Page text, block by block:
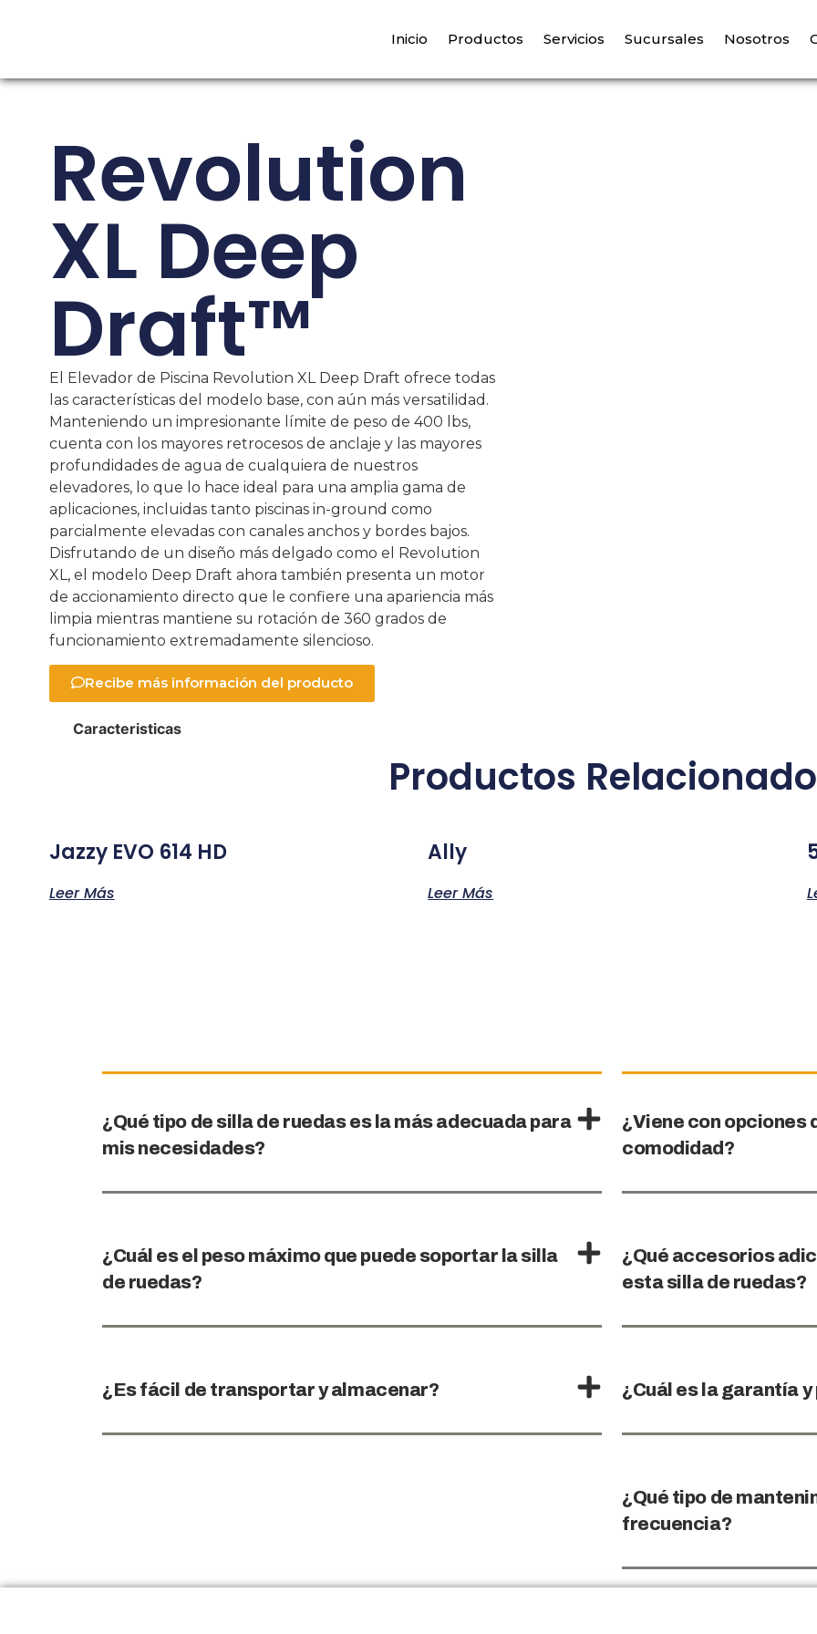
Inicio Productos Servicios Sucursales Nosotros
Revolution
XL Deep
Draft™
El Elevador de Piscina Revolution XL Deep Draft ofrece todas
las características del modelo base, con aún más versatilidad.
Manteniendo un impresionante límite de peso de 400 lbs,
cuenta con los mayores retrocesos de anclaje y las mayores
profundidades de agua de cualquiera de nuestros
elevadores, lo que lo hace ideal para una amplia gama de
aplicaciones, incluidas tanto piscinas in-ground como
parcialmente elevadas con canales anchos y bordes bajos.
Disfrutando de un diseño más delgado como el Revolution
XL, el modelo Deep Draft ahora también presenta un motor
de accionamiento directo que le confiere una apariencia más
limpia mientras mantiene su rotación de 360 grados de
funcionamiento extremadamente silencioso.
Recibe más información del producto
Caracteristicas
Productos
Jazzy EVO 614 HD
Leer Más
Ally
Leer Más
¿Qué tipo de silla de ruedas es la más adecuada para
mis necesidades?
¿Cuál es el peso máximo que puede soportar la silla
de ruedas?
¿Es fácil de transportar y almacenar?
¿Viene con opciones
comodidad?
¿Qué accesorios
esta silla de ruedas?
¿Cuál es la garantía
¿Qué tipo de
frecuencia?